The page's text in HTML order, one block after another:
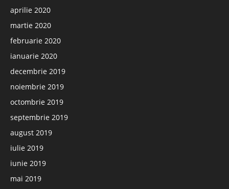
aprilie 2020
martie 2020
februarie 2020
ianuarie 2020
decembrie 2019
noiembrie 2019
octombrie 2019
septembrie 2019
august 2019
iulie 2019
iunie 2019
mai 2019